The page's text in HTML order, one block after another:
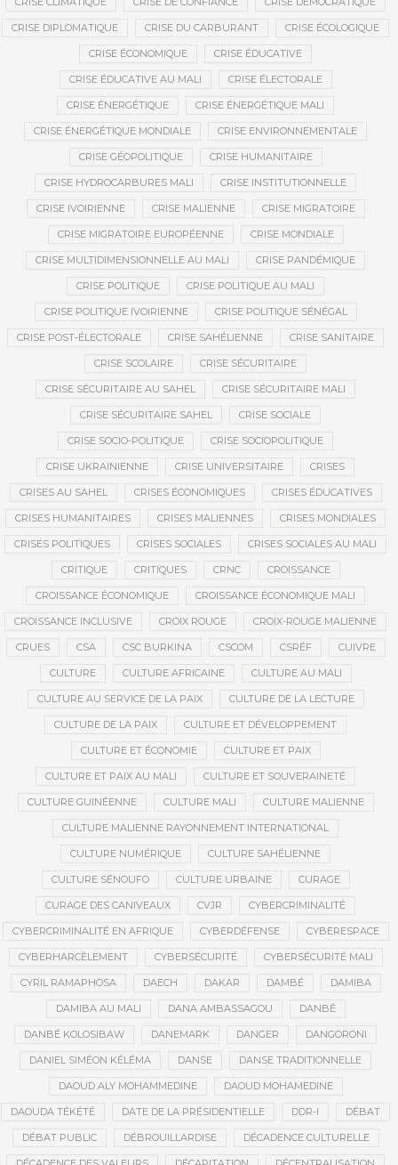
CRISE DIPLOMATIQUE CRISE DU CARBURANT CRISE ÉCOLOGIQUE
CRISE ÉCONOMIQUE CRISE ÉDUCATIVE
CRISE ÉDUCATIVE AU MALI CRISE ÉLECTORALE
CRISE ÉNERGÉTIQUE CRISE ÉNERGÉTIQUE MALI
CRISE ÉNERGÉTIQUE MONDIALE CRISE ENVIRONNEMENTALE
CRISE GÉOPOLITIQUE CRISE HUMANITAIRE
CRISE HYDROCARBURES MALI CRISE INSTITUTIONNELLE
CRISE IVOIRIENNE CRISE MALIENNE CRISE MIGRATOIRE
CRISE MIGRATOIRE EUROPÉENNE CRISE MONDIALE
CRISE MULTIDIMENSIONNELLE AU MALI CRISE PANDÉMIQUE
CRISE POLITIQUE CRISE POLITIQUE AU MALI
CRISE POLITIQUE IVOIRIENNE CRISE POLITIQUE SÉNÉGAL
CRISE POST-ÉLECTORALE CRISE SAHÉLIENNE CRISE SANITAIRE
CRISE SCOLAIRE CRISE SÉCURITAIRE
CRISE SÉCURITAIRE AU SAHEL CRISE SÉCURITAIRE MALI
CRISE SÉCURITAIRE SAHEL CRISE SOCIALE
CRISE SOCIO-POLITIQUE CRISE SOCIOPOLITIQUE
CRISE UKRAINIENNE CRISE UNIVERSITAIRE CRISES
CRISES AU SAHEL CRISES ÉCONOMIQUES CRISES ÉDUCATIVES
CRISES HUMANITAIRES CRISES MALIENNES CRISES MONDIALES
CRISES POLITIQUES CRISES SOCIALES CRISES SOCIALES AU MALI
CRITIQUE CRITIQUES CRNC CROISSANCE
CROISSANCE ÉCONOMIQUE CROISSANCE ÉCONOMIQUE MALI
CROISSANCE INCLUSIVE CROIX ROUGE CROIX-ROUGE MALIENNE
CRUES CSA CSC BURKINA CSCOM CSRÉF CUIVRE
CULTURE CULTURE AFRICAINE CULTURE AU MALI
CULTURE AU SERVICE DE LA PAIX CULTURE DE LA LECTURE
CULTURE DE LA PAIX CULTURE ET DÉVELOPPEMENT
CULTURE ET ÉCONOMIE CULTURE ET PAIX
CULTURE ET PAIX AU MALI CULTURE ET SOUVERAINETÉ
CULTURE GUINÉENNE CULTURE MALI CULTURE MALIENNE
CULTURE MALIENNE RAYONNEMENT INTERNATIONAL
CULTURE NUMÉRIQUE CULTURE SAHÉLIENNE
CULTURE SÉNOUFO CULTURE URBAINE CURAGE
CURAGE DES CANIVEAUX CVJR CYBERCRIMINALITÉ
CYBERCRIMINALITÉ EN AFRIQUE CYBERDÉFENSE CYBERESPACE
CYBERHARCÈLEMENT CYBERSÉCURITÉ CYBERSÉCURITÉ MALI
CYRIL RAMAPHOSA DAECH DAKAR DAMBÉ DAMIBA
DAMIBA AU MALI DANA AMBASSAGOU DANBÉ
DANBÉ KOLOSIBAW DANEMARK DANGER DANGORONI
DANIEL SIMÉON KÉLÉMA DANSE DANSE TRADITIONNELLE
DAOUD ALY MOHAMMEDINE DAOUD MOHAMEDINE
DAOUDA TÉKÉTÉ DATE DE LA PRÉSIDENTIELLE DDR-I DÉBAT
DÉBAT PUBLIC DÉBROUILLARDISE DÉCADENCE CULTURELLE